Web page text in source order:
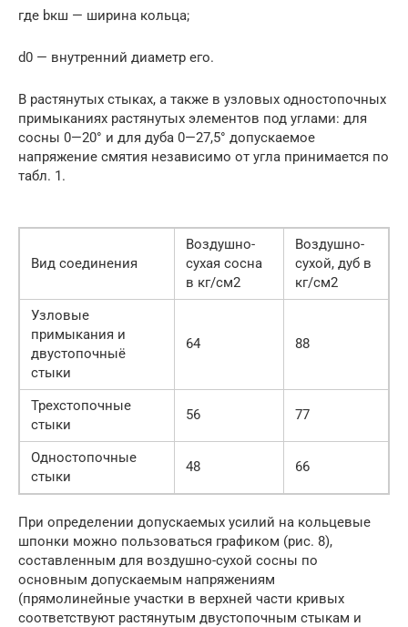
где bкш — ширина кольца;
d0 — внутренний диаметр его.
В растянутых стыках, а также в узловых одностопочных
примыканиях растянутых элементов под углами: для
сосны 0—20° и для дуба 0—27,5° допускаемое
напряжение смятия независимо от угла принимается по
табл. 1.
Вид соединения
Воздушно-
сухая сосна
в кг/см2
Воздушно-
сухой, дуб в
кг/см2
Узловые
примыкания и
двустопочныё
стыки
64 88
Трехстопочные
стыки
56 77
Одностопочные
стыки
48 66
При определении допускаемых усилий на кольцевые
шпонки можно пользоваться графиком (рис. 8),
составленным для воздушно-сухой сосны по
основным допускаемым напряжениям
(прямолинейные участки в верхней части кривых
соответствуют растянутым двустопочным стыкам и